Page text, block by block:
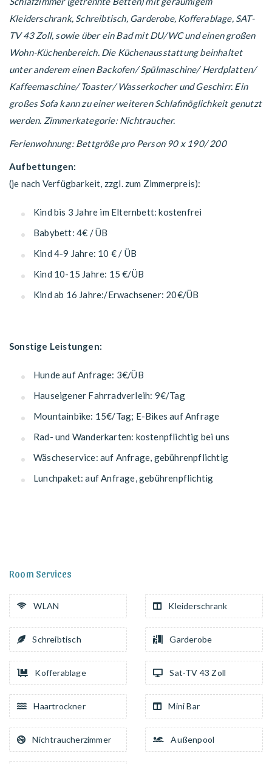
Kleiderschrank, Schreibtisch, Garderobe, Kofferablage, SAT-
TV 43 Zoll, sowie über ein Bad mit DU/WC und einen großen
Wohn-Küchenbereich. Die Küchenausstattung beinhaltet
unter anderem einen Backofen/ Spülmaschine/ Herdplatten/
Kaffeemaschine/ Toaster/ Wasserkocher und Geschirr. Ein
großes Sofa kann zu einer weiteren Schlafmöglichkeit genutzt
werden. Zimmerkategorie: Nichtraucher.
Ferienwohnung: Bettgröße pro Person 90 x 190/ 200
Aufbettungen:
(je nach Verfügbarkeit, zzgl. zum Zimmerpreis):
Kind bis 3 Jahre im Elternbett: kostenfrei
Babybett: 4€ / ÜB
Kind 4-9 Jahre: 10 € / ÜB
Kind 10-15 Jahre: 15 €/ÜB
Kind ab 16 Jahre:/Erwachsener: 20€/ÜB
Sonstige Leistungen:
Hunde auf Anfrage: 3€/ÜB
Hauseigener Fahrradverleih: 9€/Tag
Mountainbike: 15€/Tag; E-Bikes auf Anfrage
Rad- und Wanderkarten: kostenpflichtig bei uns
Wäscheservice: auf Anfrage, gebührenpflichtig
Lunchpaket: auf Anfrage, gebührenpflichtig
Room Services
WLAN Kleiderschrank
Schreibtisch Garderobe
Kofferablage Sat-TV 43 Zoll
Haartrockner Mini Bar
Nichtraucherzimmer Außenpool